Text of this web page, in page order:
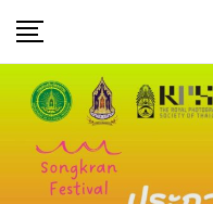
to
content